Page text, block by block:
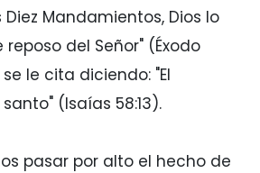
Mandamientos, Dios lo
del Señor" (Éxodo
se le cita diciendo: "El
(Isaías 58:13).
pasar por alto el hecho de